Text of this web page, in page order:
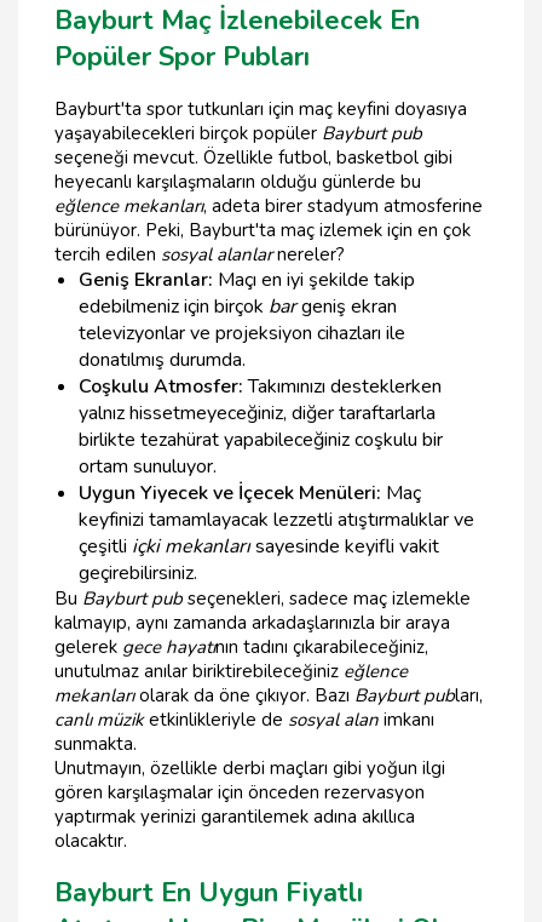
Bayburt Maç İzlenebilecek En
Popüler Spor Pubları
Bayburt'ta spor tutkunları için maç keyfini doyasıya
yaşayabilecekleri birçok popüler Bayburt pub
seçeneği mevcut. Özellikle futbol, basketbol gibi
heyecanlı karşılaşmaların olduğu günlerde bu
eğlence mekanları, adeta birer stadyum atmosferine
bürünüyor. Peki, Bayburt'ta maç izlemek için en çok
tercih edilen sosyal alanlarnereler?
Geniş Ekranlar: Maçı en iyi şekilde takip
edebilmeniz için birçok bargeniş ekran
televizyonlar ve projeksiyon cihazları ile
donatılmış durumda.
Coşkulu Atmosfer:Takımınızı desteklerken
yalnız hissetmeyeceğiniz, diğer taraftarlarla
birlikte tezahürat yapabileceğiniz coşkulu bir
ortam sunuluyor.
Uygun Yiyecek ve İçecek Menüleri: Maç
keyfinizi tamamlayacak lezzetli atıştırmalıklar ve
çeşitli içki mekanlarısayesinde keyifli vakit
geçirebilirsiniz.
Bu Bayburt pubseçenekleri, sadece maç izlemekle
kalmayıp, aynı zamanda arkadaşlarınızla bir araya
gelerek gece hayatının tadını çıkarabileceğiniz,
unutulmaz anılar biriktirebileceğiniz eğlence
mekanlarıolarak da öne çıkıyor. Bazı Bayburt pubları,
canlı müziketkinlikleriyle de sosyal alan imkanı
sunmakta.
Unutmayın, özellikle derbi maçları gibi yoğun ilgi
gören karşılaşmalar için önceden rezervasyon
yaptırmak yerinizi garantilemek adına akıllıca
olacaktır.
Bayburt En Uygun Fiyatlı